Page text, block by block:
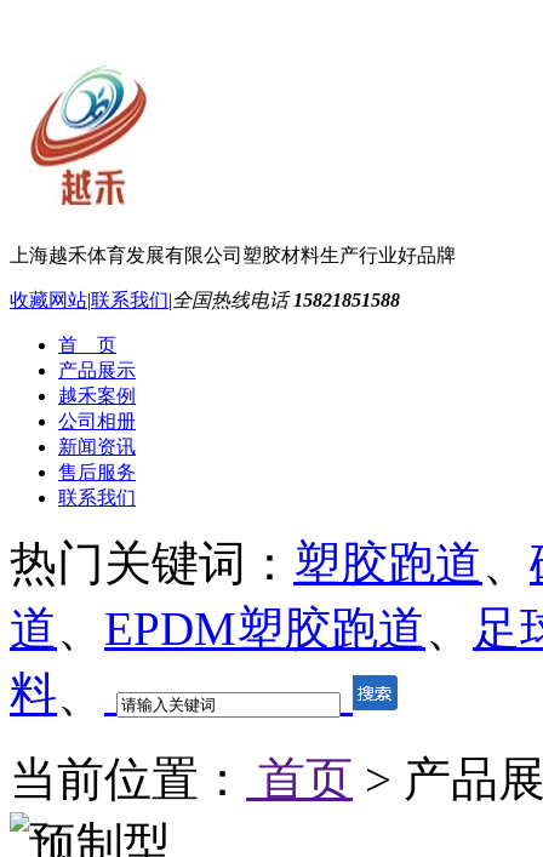
上海越禾体育发展有限公司 塑胶材料生产行业好品牌
收藏网站|联系我们|全国热线电话15821851588
首 页
产品展示
越禾案例
公司相册
新闻资讯
售后服务
联系我们
热门关键词： 塑胶跑道、
道、 EPDM塑胶跑道、 足
料、
当前位置：
首页 > 产品